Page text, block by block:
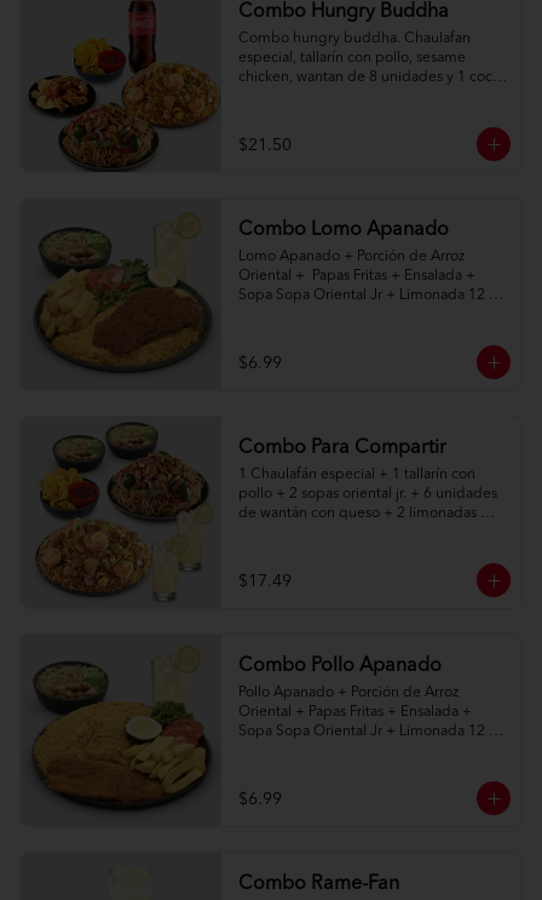
Combo Hungry Buddha
Combo hungry buddha. Chaulafan
especial, tallarín con pollo, sesame
chicken, wantan de 8 unidades y 1 coca
$21.50
Combo Lomo Apanado
Lomo Apanado + Porción de Arroz
Oriental +  Papas Fritas + Ensalada +
Sopa Sopa Oriental Jr + Limonada 12
$6.99
Combo Para Compartir
1 Chaulafán especial + 1 tallarín con
pollo + 2 sopas oriental jr. + 6 unidades
de wantán con queso + 2 limonadas
$17.49
Combo Pollo Apanado
Pollo Apanado + Porción de Arroz
Oriental + Papas Fritas + Ensalada +
Sopa Sopa Oriental Jr + Limonada 12
$6.99
Combo Rame-Fan